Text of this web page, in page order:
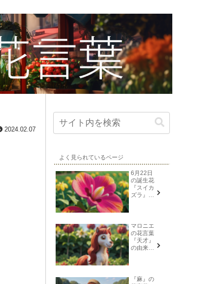
2024.02.07
よく見られているページ
6月22日
の誕生花
『スイカ
ズラ』花
マロニエ
の花言葉
『天才』
の由来と
『麻』の